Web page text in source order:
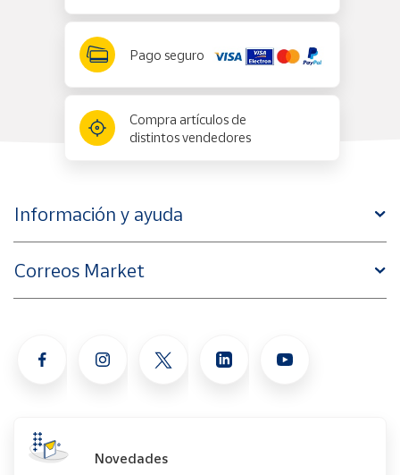
Pago seguro
Compra artículos de
distintos vendedores
Información y ayuda
Correos Market
Novedades